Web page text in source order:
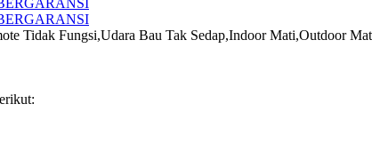
Tidak Fungsi,Udara Bau Tak Sedap,Indoor Mati,Outdoor